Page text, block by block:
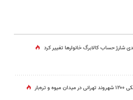
شارژ حساب کالابرگ خانوارها تغییر کرد
و تره‌بار